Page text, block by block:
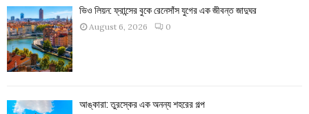
ভিও লিয়ন: ফ্রান্সের বুকে রেনেসাঁস যুগের এক জীবন্ত জাদুঘর
August 6, 2026 0
আঙ্কারা: তুরস্কের এক অনন্য শহরের গল্প